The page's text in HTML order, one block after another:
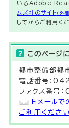
いるAdobe
ムズ社のサイト （外
してからご利用くだ
このページ
都市整備部都
電話番号：
ファクス番
Eメールで
ご利用ください